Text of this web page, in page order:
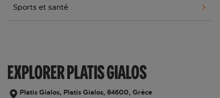
Sports et santé
EXPLORER PLATIS GIALOS
Platis Gialos, Platis Gialos, 84600, Grèce